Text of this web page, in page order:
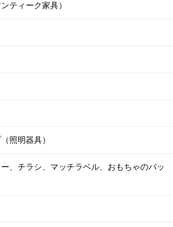
ティーク家具）
照明器具）
、チラシ、マッチラベル、おもちゃのパッ